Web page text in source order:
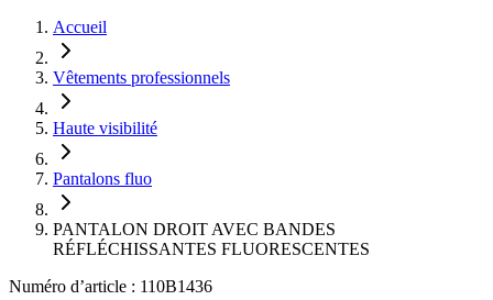
Accueil
Vêtements professionnels
Haute visibilité
Pantalons fluo
PANTALON DROIT AVEC BANDES
RÉFLÉCHISSANTES FLUORESCENTES
Numéro d’article : 110B1436